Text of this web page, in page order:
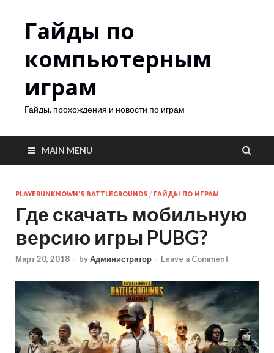
Гайды по
компьютерным
играм
Гайды, прохождения и новости по играм
MAIN MENU
PLAYERUNKNOWN'S BATTLEGROUNDS / ГАЙДЫ ПО ИГРАМ
Где скачать мобильную
версию игры PUBG?
Март 20, 2018 - byАдминистратор - Leave a Comment